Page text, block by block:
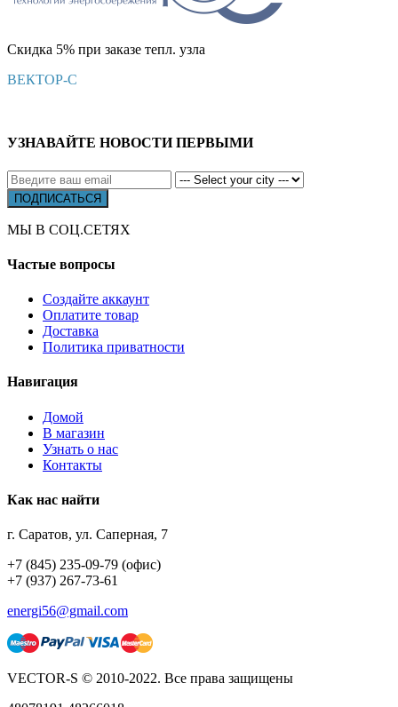
Скидка 5% при заказе тепл. узла
ВЕКТОР-С
УЗНАВАЙТЕ НОВОСТИ ПЕРВЫМИ
МЫ В СОЦ.СЕТЯХ
Частые вопросы
Создайте аккаунт
Оплатите товар
Доставка
Политика приватности
Навигация
Домой
В магазин
Узнать о нас
Контакты
Как нас найти
г. Саратов, ул. Саперная, 7
+7 (845) 235-09-79 (офис)
+7 (937) 267-73-61
energi56@gmail.com
VECTOR-S © 2010-2022. Все права защищены